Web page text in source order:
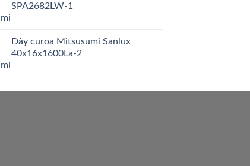
SPA2682LW-1
Dây curoa Mitsusumi Sanlux
40x16x1600La-2